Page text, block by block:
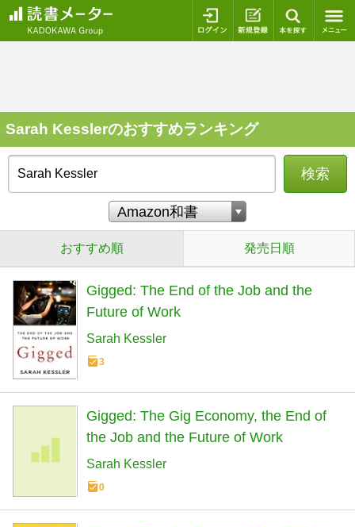
ログイン 新規登録
Sarah Kesslerのおすすめランキング
検索
おすすめ順 発売日順
Gigged: The End of the Job and the
Future of Work
Sarah Kessler
3
Gigged: The Gig Economy, the End of
the Job and the Future of Work
Sarah Kessler
0